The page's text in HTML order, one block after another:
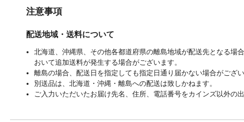
注意事項
配送地域・送料について
北海道、沖縄県、その他各都道府県の離島地域が配送先となる場
おいて追加送料が発生する場合がございます。
離島の場合、配送日を指定しても指定日通り届かない場合がござい
別送品は、北海道・沖縄・離島への配送は致しかねます。
ご入力いただいたお届け先名、住所、電話番号をカインズ以外の